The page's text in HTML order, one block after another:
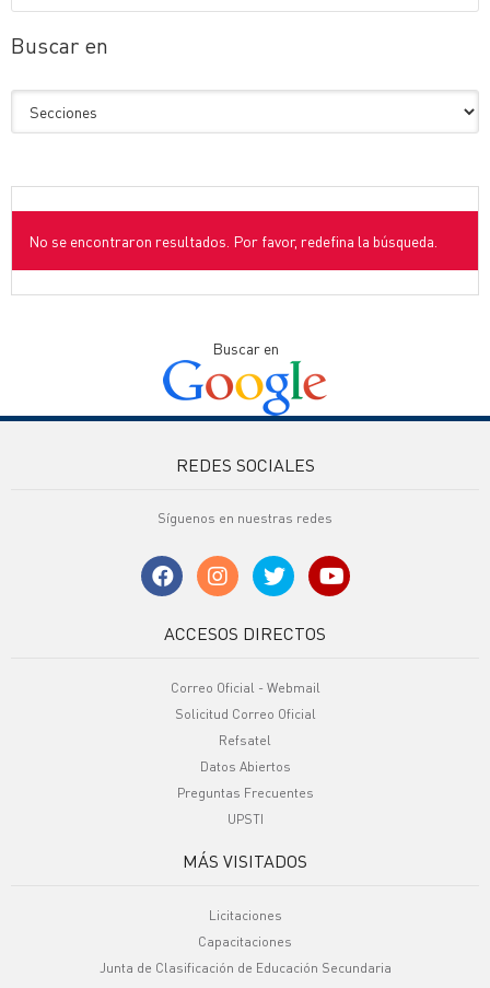
Buscar en
No se encontraron resultados. Por favor, redefina la búsqueda.
Buscar en
REDES SOCIALES
Síguenos en nuestras redes
ACCESOS DIRECTOS
Correo Oficial - Webmail
Solicitud Correo Oficial
Refsatel
Datos Abiertos
Preguntas Frecuentes
UPSTI
MÁS VISITADOS
Licitaciones
Capacitaciones
Junta de Clasificación de Educación Secundaria